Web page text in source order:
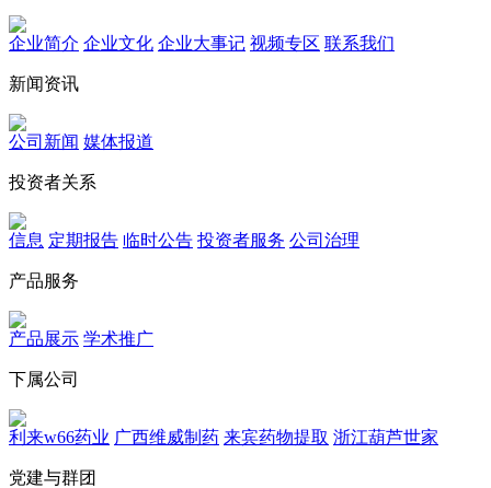
企业简介 企业文化 企业⼤事记 视频专区 联系我们
新闻资讯
公司新闻 媒体报道
投资者关系
信息 定期报告 临时公告 投资者服务 公司治理
产品服务
产品展示 学术推广
下属公司
利来w66药业 广西维威制药 来宾药物提取 浙江葫芦世家
党建与群团